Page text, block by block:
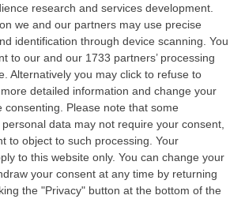
research and services development.
we and our partners may use precise
identification through device scanning. You
to our and our 1733 partners’ processing
Alternatively you may click to refuse to
detailed information and change your
Please note that some
data may not require your consent,
to object to such processing. Your
to this website only. You can change your
your consent at any time by returning
the "Privacy" button at the bottom of the
locale nelle parole diSilvano
generale di
Calabria. «Un 2024 che è
le incertezze
anno – dice Barbalace -,
e oltre, ò’inflazione…
alcuni rientrati altri no,
il 2025 possa portare pace e